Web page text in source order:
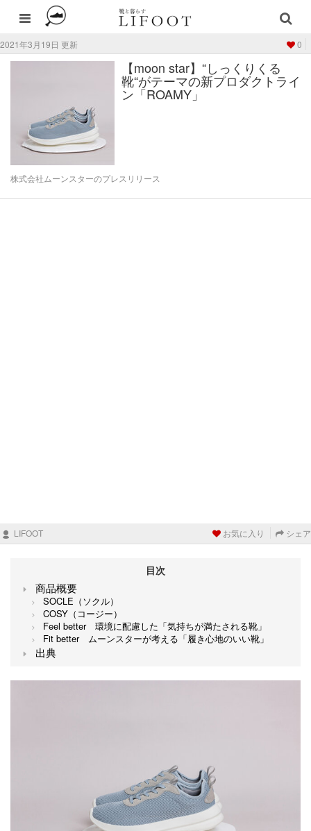
2021年3月19日 更新 0
【moon star】“しっくりくる
靴“がテーマの新プロダクトライ
ン「ROAMY」
株式会社ムーンスターのプレスリリース
LIFOOT お気に入り シェア
目次
商品概要
SOCLE（ソクル）
COSY（コージー）
Feel better 環境に配慮した「気持ちが満たされる靴」
Fit better ムーンスターが考える「履き心地のいい靴」
出典